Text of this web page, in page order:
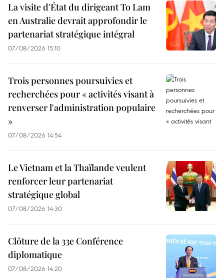
La visite d'État du dirigeant To Lam
en Australie devrait approfondir le
partenariat stratégique intégral
07/08/2026 15:10
Trois personnes poursuivies et
recherchées pour « activités visant à
renverser l'administration populaire
»
07/08/2026 14:54
Le Vietnam et la Thaïlande veulent
renforcer leur partenariat
stratégique global
07/08/2026 14:30
Clôture de la 33e Conférence
diplomatique
07/08/2026 14:20